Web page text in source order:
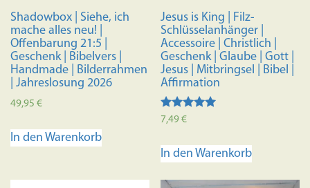
Shadowbox | Siehe, ich
mache alles neu! |
Offenbarung 21:5 |
Geschenk | Bibelvers |
Handmade | Bilderrahmen
| Jahreslosung 2026
49,95 €
In den Warenkorb
Jesus is King | Filz-
Schlüsselanhänger |
Accessoire | Christlich |
Geschenk | Glaube | Gott |
Jesus | Mitbringsel | Bibel |
Affirmation
Bewertet mit
7,49€
In den Warenkorb